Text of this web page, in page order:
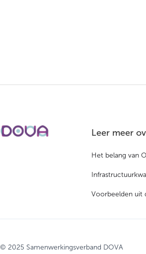
Leer meer
Het belang van
Voorbeelden uit
© 2025 Samenwerkingsverband DOVA